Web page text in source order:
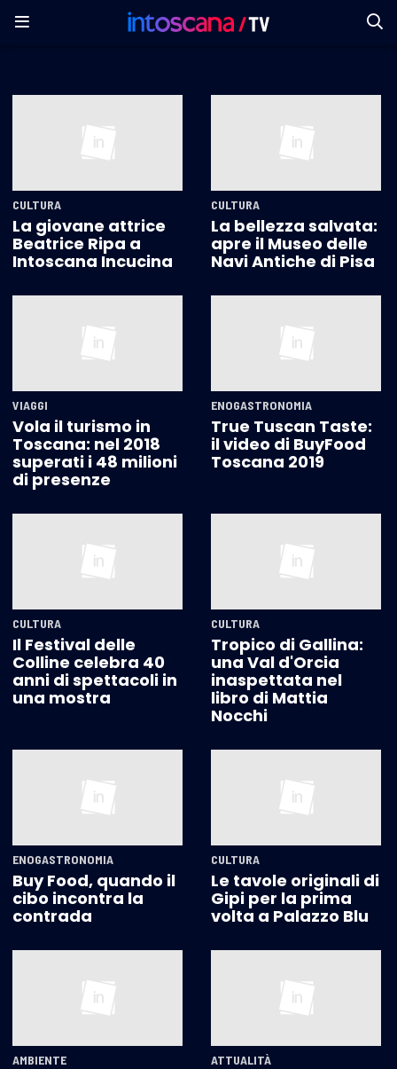
CULTURA
La giovane attrice
Beatrice Ripa a
Intoscana Incucina
CULTURA
La bellezza salvata:
apre il Museo delle
Navi Antiche di Pisa
VIAGGI
Vola il turismo in
Toscana: nel 2018
superati i 48 milioni
di presenze
ENOGASTRONOMIA
True Tuscan Taste:
il video di BuyFood
Toscana 2019
CULTURA
Il Festival delle
Colline celebra 40
anni di spettacoli in
una mostra
CULTURA
Tropico di Gallina:
una Val d'Orcia
inaspettata nel
libro di Mattia
Nocchi
ENOGASTRONOMIA
Buy Food, quando il
cibo incontra la
contrada
CULTURA
Le tavole originali di
Gipi per la prima
volta a Palazzo Blu
AMBIENTE ATTUALITÀ